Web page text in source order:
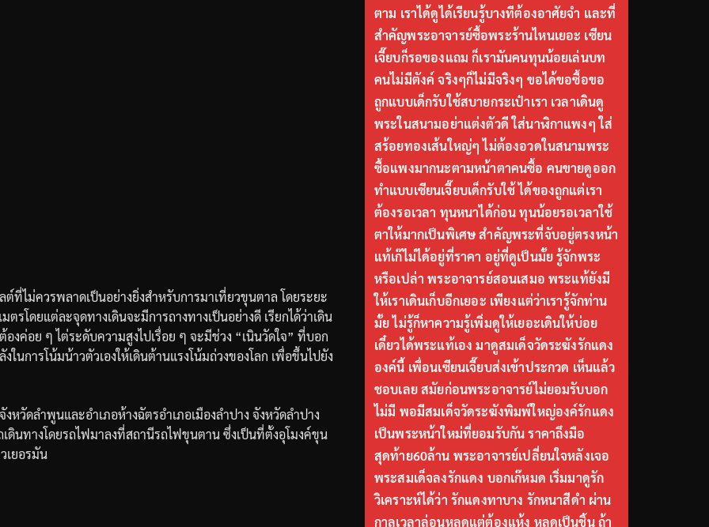
ต์ที่ไม่ควรพลาดเป็นอย่างยิ่งสำหรับการมาเที่ยวขุนตาล โดยระยะ
มตรโดยแต่ละจุดทางเดินจะมีการถางทางเป็นอย่างดี เรียกได้ว่าเดิน
องค่อย ๆ ไต่ระดับความสูงไปเรื่อย ๆ จะมีช่วง “เนินวัดใจ” ที่บอก
ในการโน้มน้าวตัวเองให้เดินต้านแรงโน้มถ่วงของโลก เพื่อขึ้นไปยัง
จังหวัดลำพูนและอำเภอห้างฉัตรอำเภอเมืองลำปาง จังหวัดลำปาง
เดินทางโดยรถไฟมาลงที่สถานีรถไฟขุนตานซึ่งเป็นที่ตั้งอุโมงค์ขุน
เยอรมัน
ตาม เราได้ดูได้เรียนรู้บางทีต้องอาศัยจำ และที่
สำคัญพระอาจารย์ซื้อพระร้านไหนเยอะ เซียน
เจี๊ยบก็รอของแถม ก็เรามันคนทุนน้อยเล่นบท
คนไม่มีตังค์ จริงๆก็ไม่มีจริงๆ ขอได้ขอซื้อขอ
ถูกแบบเด็กรับใช้สบายกระเป๋าเรา เวลาเดินดู
พระในสนามอย่าแต่งตัวดี ใส่นาฬิกาแพงๆ ใส่
สร้อยทองเส้นใหญ่ๆ ไม่ต้องอวดในสนามพระ
ซื้อแพงมากนะตามหน้าตาคนซื้อ คนขายดูออก
ทำแบบเซียนเจี๊ยบเด็กรับใช้ ได้ของถูกแต่เรา
ต้องรอเวลา ทุนหนาได้ก่อน ทุนน้อยรอเวลาใช้
ตาให้มากเป็นพิเศษ สำคัญพระที่จับอยู่ตรงหน้า
แท้เก๊ไม่ได้อยู่ที่ราคา อยู่ที่ดูเป็นมั้ย รู้จักพระ
หรือเปล่า พระอาจารย์สอนเสมอ พระแท้ยังมี
ให้เราเดินเก็บอีกเยอะ เพียงแต่ว่าเรารู้จักท่าน
มั้ย ไม่รู้ก็หาความรู้เพิ่มดูให้เยอะเดินให้บ่อย
เดี๋ยวได้พระแท้เอง มาดูสมเด็จวัดระฆังรักแดง
องค์นี้ เพื่อนเซียนเจี๊ยบส่งเข้าประกวด เห็นแล้ว
ชอบเลย สมัยก่อนพระอาจารย์ไม่ยอมรับบอก
ไม่มี พอมีสมเด็จวัดระฆังพิมพ์ใหญ่องค์รักแดง
เป็นพระหน้าใหม่ที่ยอมรับกัน ราคาถึงมือ
สุดท้าย60ล้าน พระอาจารย์เปลี่ยนใจหลังเจอ
พระสมเด็จลงรักแดง บอกเก๊หมด เริ่มมาดูรัก
วิเคราะห์ได้ว่า รักแดงทาบาง รักหนาสีดำ ผ่าน
กาลเวลาล่อนหลุดแต่ต้องแห้ง หลุดเป็นชิ้น ถ้า